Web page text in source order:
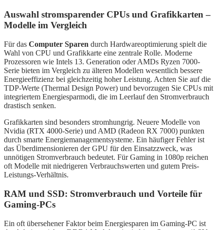
Auswahl stromsparender CPUs und Grafikkarten –
Modelle im Vergleich
Für das Computer Sparen durch Hardwareoptimierung spielt die
Wahl von CPU und Grafikkarte eine zentrale Rolle. Moderne
Prozessoren wie Intels 13. Generation oder AMDs Ryzen 7000-
Serie bieten im Vergleich zu älteren Modellen wesentlich bessere
Energieeffizienz bei gleichzeitig hoher Leistung. Achten Sie auf die
TDP-Werte (Thermal Design Power) und bevorzugen Sie CPUs mit
integriertem Energiesparmodi, die im Leerlauf den Stromverbrauch
drastisch senken.
Grafikkarten sind besonders stromhungrig. Neuere Modelle von
Nvidia (RTX 4000-Serie) und AMD (Radeon RX 7000) punkten
durch smarte Energiemanagementsysteme. Ein häufiger Fehler ist
das Überdimensionieren der GPU für den Einsatzzweck, was
unnötigen Stromverbrauch bedeutet. Für Gaming in 1080p reichen
oft Modelle mit niedrigeren Verbrauchswerten und gutem Preis-
Leistungs-Verhältnis.
RAM und SSD: Stromverbrauch und Vorteile für
Gaming-PCs
Ein oft übersehener Faktor beim Energiesparen im Gaming-PC ist